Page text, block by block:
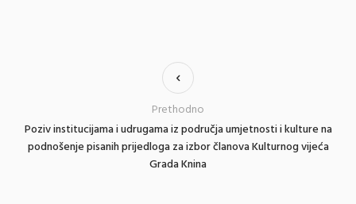
Poziv institucijama i udrugama iz područja umjetnosti i kulture na
podnošenje pisanih prijedloga za izbor članova Kulturnog vijeća
Grada Knina
Prethodno